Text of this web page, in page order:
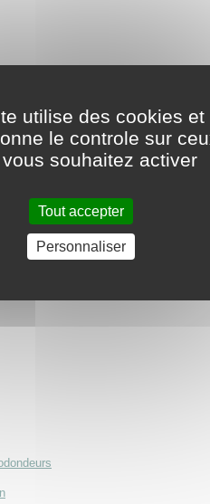
utilise des cookies et
le controle sur
souhaitez activer
Tout accepter
Personnaliser